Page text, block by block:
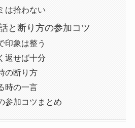
は拾わない
と断り方の参加コツ
印象は整う
返せば十分
の断り方
時の一言
参加コツまとめ